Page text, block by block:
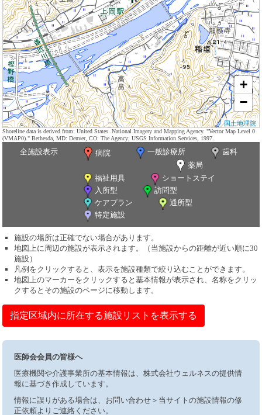
+
−
国土地理院
Shoreline data is derived from: United States. National Imagery and Mapping Agency. "Vector Map Level 0
(VMAP0)." Bethesda, MD: Denver, CO: The Agency; USGS Information Services, 1997.
全施設表示 病院 一般診療所
歯科
薬局
福祉用具
ショートステイ
入所型
訪問型
ケアプラン
通所型
特定施設
施設の場所は正確でない場合があります。
地図上に周辺の施設が表示されます。（当施設からの距離が近い順に30
施設）
凡例をクリックすると、表示を施設種類で絞り込むことができます。
地図上のマーカーをクリックすると基本情報が表示され、名称をクリッ
クするとその施設のページに移動します。
指定区域内に所在する施設リストを表示する
医師会会員の皆様へ
医療機関や介護事業所の基本情報は、株式会社ウェルネスの提供情
報に基づき作成しています。
情報に誤りがある場合は、お問い合わせ＞当サイトの施設情報の修
正依頼よりご連絡ください。